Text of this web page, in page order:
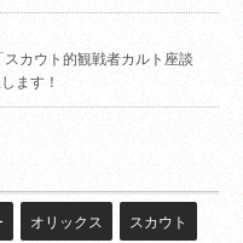
カウト的観戦者カルト座談
ます！
オリックス スカウト